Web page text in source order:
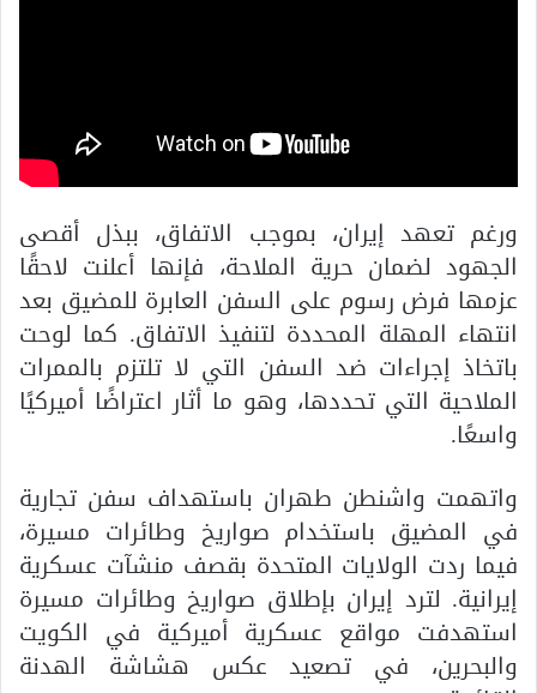
ورغم تعهد إيران، بموجب الاتفاق، ببذل أقصى
الجهود لضمان حرية الملاحة، فإنها أعلنت لاحقًا
عزمها فرض رسوم على السفن العابرة للمضيق بعد
انتهاء المهلة المحددة لتنفيذ الاتفاق. كما لوحت
باتخاذ إجراءات ضد السفن التي لا تلتزم بالممرات
الملاحية التي تحددها، وهو ما أثار اعتراضًا أميركيًا
واسعًا.
واتهمت واشنطن طهران باستهداف سفن تجارية
في المضيق باستخدام صواريخ وطائرات مسيرة،
فيما ردت الولايات المتحدة بقصف منشآت عسكرية
إيرانية. لترد إيران بإطلاق صواريخ وطائرات مسيرة
استهدفت مواقع عسكرية أميركية في الكويت
والبحرين، في تصعيد عكس هشاشة الهدنة